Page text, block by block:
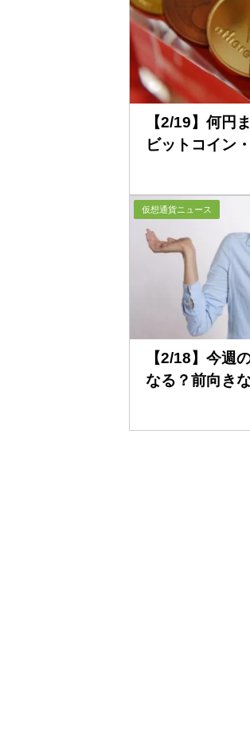
【2/19】何円
ビットコイン
仮想通貨ニュース
【2/18】今週
なる？前向き